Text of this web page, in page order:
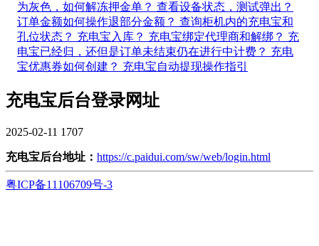
为灰色，如何解冻押金单？ 查看设备状态，测试弹出？
订单金额如何操作退部分金额？ 查询柜机内的充电宝和
孔位状态？ 充电宝入库？ 充电宝绑定代理商和解绑？ 充
电宝已经归，还但是订单未结束仍在进行中计费？ 充电
宝优惠券如何创建？ 充电宝自动提现操作指引
充电宝后台登录网址
2025-02-11 1707
充电宝后台地址： https://c.paidui.com/sw/web/login.html
粤ICP备11106709号-3